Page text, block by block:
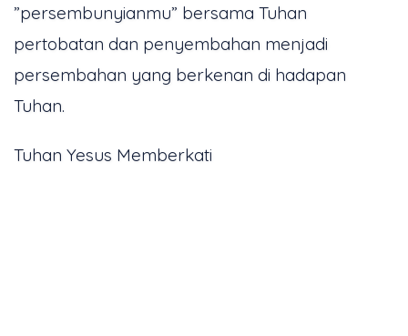
”persembunyianmu” bersama Tuhan
pertobatan dan penyembahan menjadi
persembahan yang berkenan di hadapan
Tuhan.
Tuhan Yesus Memberkati